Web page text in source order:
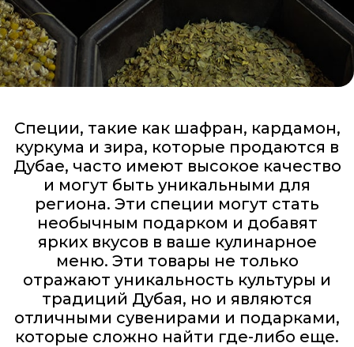
Специи, такие как шафран, кардамон,
куркума и зира, которые продаются в
Дубае, часто имеют высокое качество
и могут быть уникальными для
региона. Эти специи могут стать
необычным подарком и добавят
ярких вкусов в ваше кулинарное
меню. Эти товары не только
отражают уникальность культуры и
традиций Дубая, но и являются
отличными сувенирами и подарками,
которые сложно найти где-либо еще.